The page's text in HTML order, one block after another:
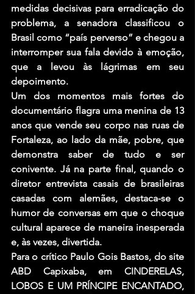
medidas decisivas para erradicação do
problema, a senadora classificou o
Brasil como “país perverso” e chegou a
interromper sua fala devido à emoção,
que a levou às lágrimas em seu
depoimento.
Um dos momentos mais fortes do
documentário flagra uma menina de 13
anos que vende seu corpo nas ruas de
Fortaleza, ao lado da mãe, pobre, que
demonstra saber de tudo e ser
conivente. Já na parte final, quando o
diretor entrevista casais de brasileiras
casadas com alemães, destaca-se o
humor de conversas em que o choque
cultural aparece de maneira inesperada
e, às vezes, divertida.
Para o crítico Paulo Gois Bastos, do site
ABD Capixaba, em CINDERELAS,
LOBOS E UM PRÍNCIPE ENCANTADO,